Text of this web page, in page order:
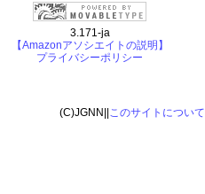
3.171-ja
【Amazonアソシエイトの説明】
プライバシーポリシー
(C)JGNN|| このサイトについて